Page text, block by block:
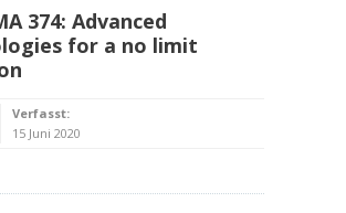
374: Advanced
for a no limit
Verfasst:
15 Juni 2020